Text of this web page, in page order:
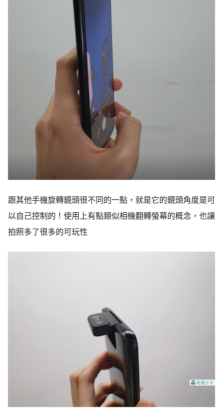
跟其他手機旋轉鏡頭很不同的一點，就是它的鏡頭角度是可
以自己控制的！使用上有點類似相機翻轉螢幕的概念，也讓
拍照多了很多的可玩性